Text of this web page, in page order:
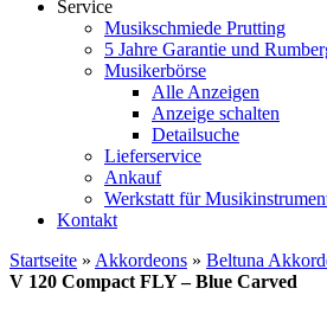
Service
Musikschmiede Prutting
5 Jahre Garantie und
Musikerbörse
Alle Anzeigen
Anzeige schalten
Detailsuche
Lieferservice
Ankauf
Werkstatt für
Kontakt
Startseite » Akkordeons » Beltuna
V 120 Compact FLY – Blue Carved